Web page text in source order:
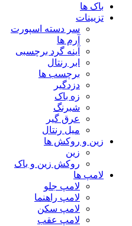
باک ها
تزیینات
سر دسته اسپورت
آرم ها
آینه گرد برچسبی
ابر رنتال
برچسب ها
دزدگیر
زه باک
شبرنگ
عرق گیر
میل رنتال
زین و روکش ها
زین
روکش زین و باک
لامپ ها
لامپ جلو
لامپ راهنما
لامپ سکن
لامپ عقب